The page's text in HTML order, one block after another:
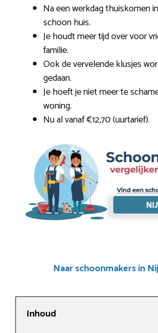
Na een werkdag thuiskomen
schoon huis.
Je houdt meer tijd over voor
familie.
Ook de vervelende klusjes
gedaan.
Je hoeft je niet meer te
woning.
Nu al vanaf €12,70 (uurtarief).
Naar schoonmakers in
Inhoud